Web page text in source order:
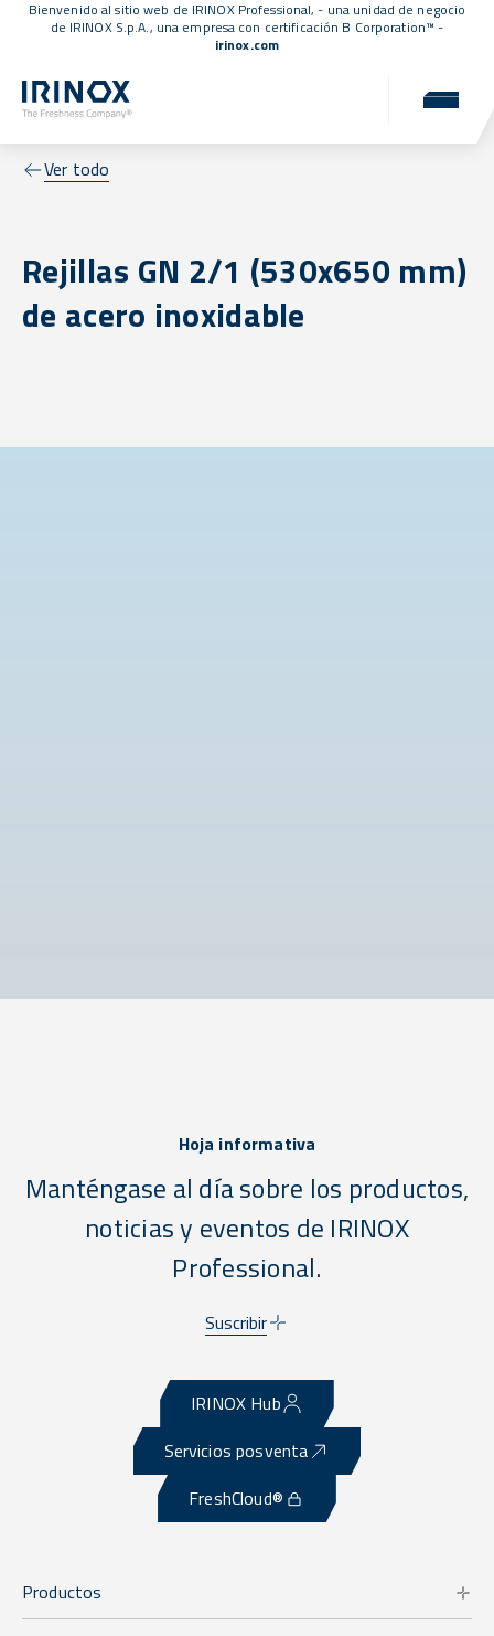
Bienvenido al sitio web de IRINOX Professional, - una unidad de negocio
de IRINOX S.p.A., una empresa con certificación B Corporation™ -
irinox.com
Ver todo
Rejillas GN 2/1 (530x650 mm)
de acero inoxidable
Hoja informativa
Manténgase al día sobre los productos,
noticias y eventos de IRINOX
Professional.
Suscribir
IRINOX Hub
Servicios posventa
FreshCloud®
Productos